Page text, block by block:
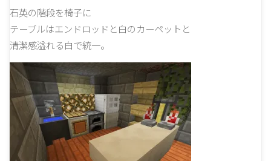
石英の階段を椅子に
テーブルはエンドロッドと白のカーペットと
清潔感溢れる白で統一。